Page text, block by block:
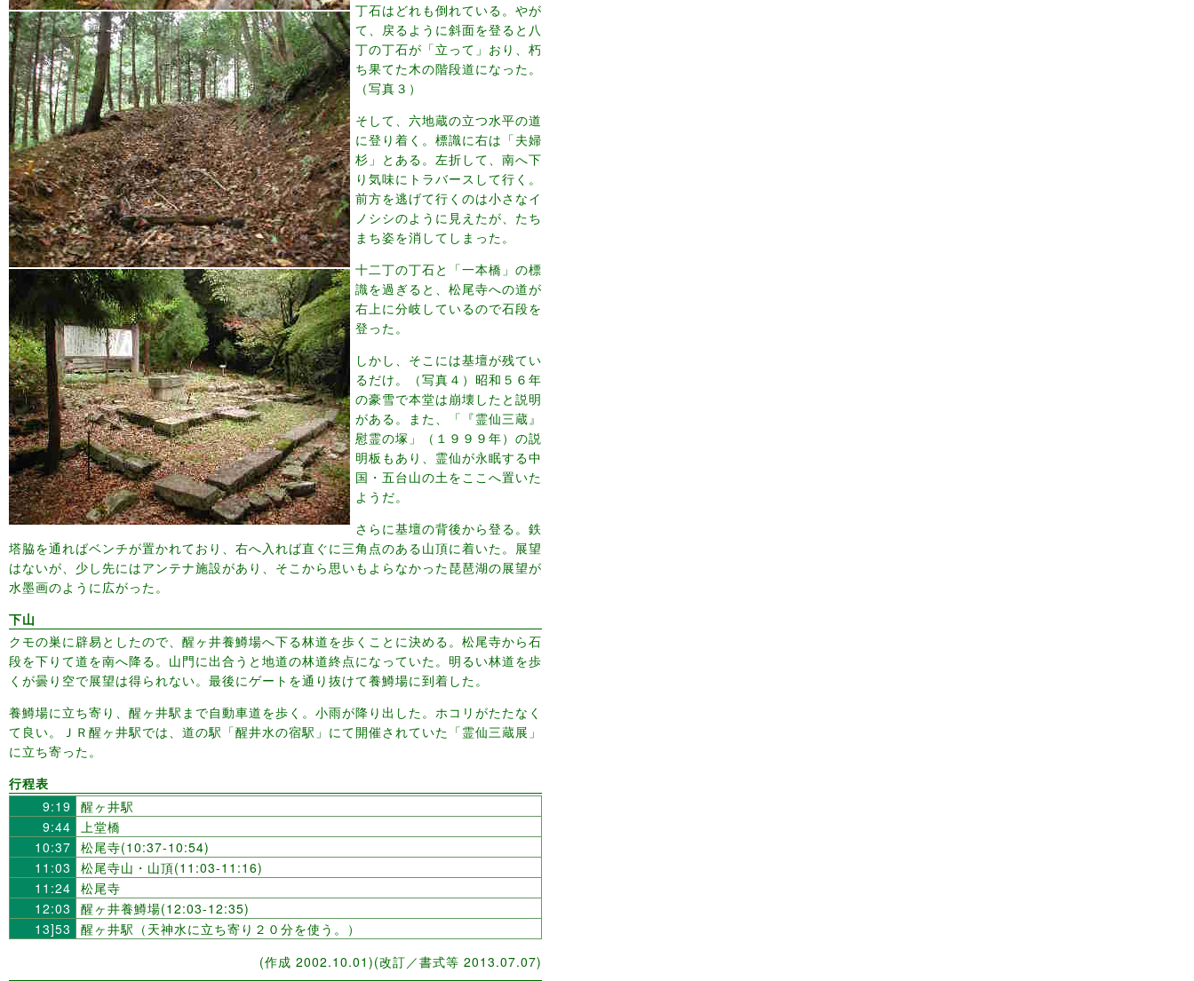
丁石はどれも倒れている。やが
て、戻るように斜面を登ると八
丁の丁石が「立って」おり、朽
ち果てた木の階段道になった。
（写真３）
そして、六地蔵の立つ水平の道
に登り着く。標識に右は「夫婦
杉」とある。左折して、南へ下
り気味にトラバースして行く。
前方を逃げて行くのは小さなイ
ノシシのように見えたが、たち
まち姿を消してしまった。
十二丁の丁石と「一本橋」の標
識を過ぎると、松尾寺への道が
右上に分岐しているので石段を
登った。
しかし、そこには基壇が残てい
るだけ。（写真４）昭和５６年
の豪雪で本堂は崩壊したと説明
がある。また、「『霊仙三蔵』
慰霊の塚」（１９９９年）の説
明板もあり、霊仙が永眠する中
国・五台山の土をここへ置いた
ようだ。
さらに基壇の背後から登る。鉄
塔脇を通ればベンチが置かれており、右へ入れば直ぐに三角点のある山頂に着いた。展望
はないが、少し先にはアンテナ施設があり、そこから思いもよらなかった琵琶湖の展望が
水墨画のように広がった。
下山
クモの巣に辟易としたので、醒ヶ井養鱒場へ下る林道を歩くことに決める。松尾寺から石
段を下りて道を南へ降る。山門に出合うと地道の林道終点になっていた。明るい林道を歩
くが曇り空で展望は得られない。最後にゲートを通り抜けて養鱒場に到着した。
養鱒場に立ち寄り、醒ヶ井駅まで自動車道を歩く。小雨が降り出した。ホコリがたたなく
て良い。ＪＲ醒ヶ井駅では、道の駅「醒井水の宿駅」にて開催されていた「霊仙三蔵展」
に立ち寄った。
行程表
9:19
醒ヶ井駅
9:44 上堂橋
10:37 松尾寺(10:37-10:54)
11:03
松尾寺山・山頂(11:03-11:16)
11:24 松尾寺
12:03
醒ヶ井養鱒場(12:03-12:35)
13]53
醒ヶ井駅（天神水に立ち寄り２０分を使う。）
(作成 2002.10.01)(改訂／書式等 2013.07.07)